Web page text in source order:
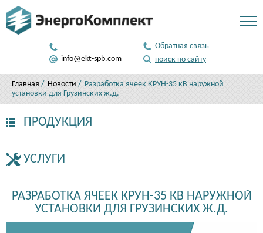
Обратная связь
info@ekt-spb.com
поиск по сайту
Главная / Новости / Разработка ячеек КРУН-35 кВ наружной
установки для Грузинских ж.д.
ПРОДУКЦИЯ
УСЛУГИ
РАЗРАБОТКА ЯЧЕЕК КРУН-35 КВ НАРУЖНОЙ
УСТАНОВКИ ДЛЯ ГРУЗИНСКИХ Ж.Д.